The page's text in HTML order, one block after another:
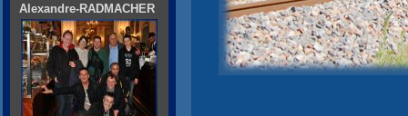
Alexandre-RADMACHER